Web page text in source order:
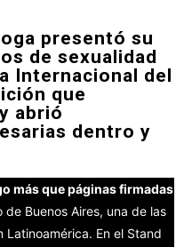
presentó su
de sexualidad
Internacional del
que
abrió
dentro y
más que páginas firmadas
Buenos Aires, una de las
En el Stand